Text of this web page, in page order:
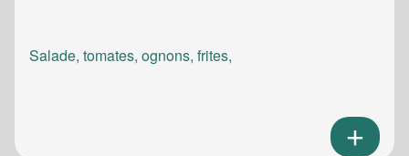
Salade, tomates, ognons, frites,